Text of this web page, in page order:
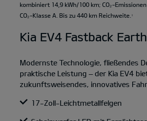
kombiniert 14,9 kWh/100 km; CO₂-
CO₂-Klasse A. Bis zu 440 km Reichweite.
1
Kia EV4 Fastback Earth
Modernste Technologie, fließendes
praktische Leistung – der Kia EV4
zukunftsweisendes, innovatives
17-Zoll-Leichtmetallfelgen